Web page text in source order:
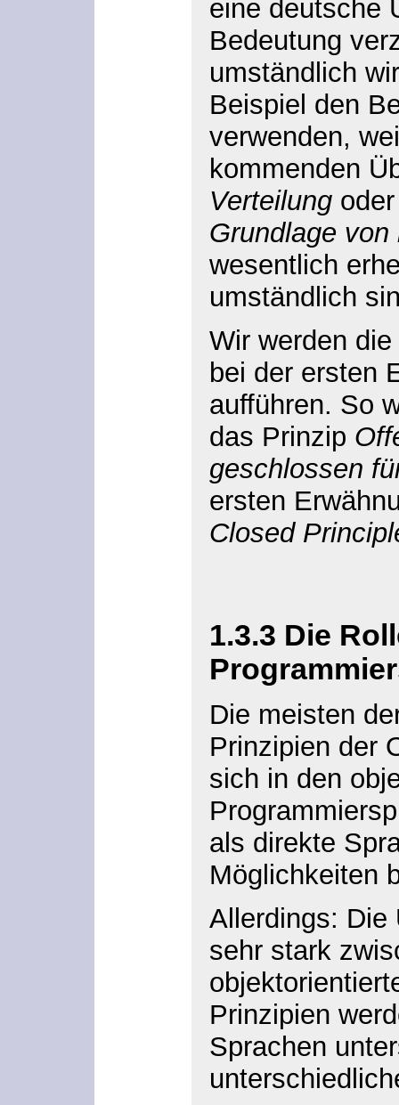
eine deutsche
Bedeutung
umständlich
Beispiel den
verwenden,
kommenden
Verteilung
Grundlage
wesentlich
umständlich
Wir werden
bei der ersten
aufführen. So
das Prinzip
geschlossen
ersten
Closed
1.3.3 Die
Die meisten
Prinzipien der
sich in den
als direkte
Möglichkeiten
Allerdings: Die
sehr stark
Prinzipien
Sprachen